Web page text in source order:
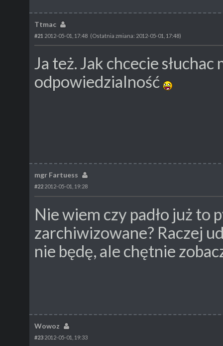
Ttmac
#21 2012-05-01, 17:48 (Ostatnia zmiana: 2012-05-01, 17:48)
Ja też. Jak chcecie słuchac
odpowiedzialność
mgr Fartuess
#22 2012-05-01, 19:28
Nie wiem czy padło już to
zarchiwizowane? Raczej
nie będę, ale chętnie
Wowoz
#23 2012-05-01, 19:33